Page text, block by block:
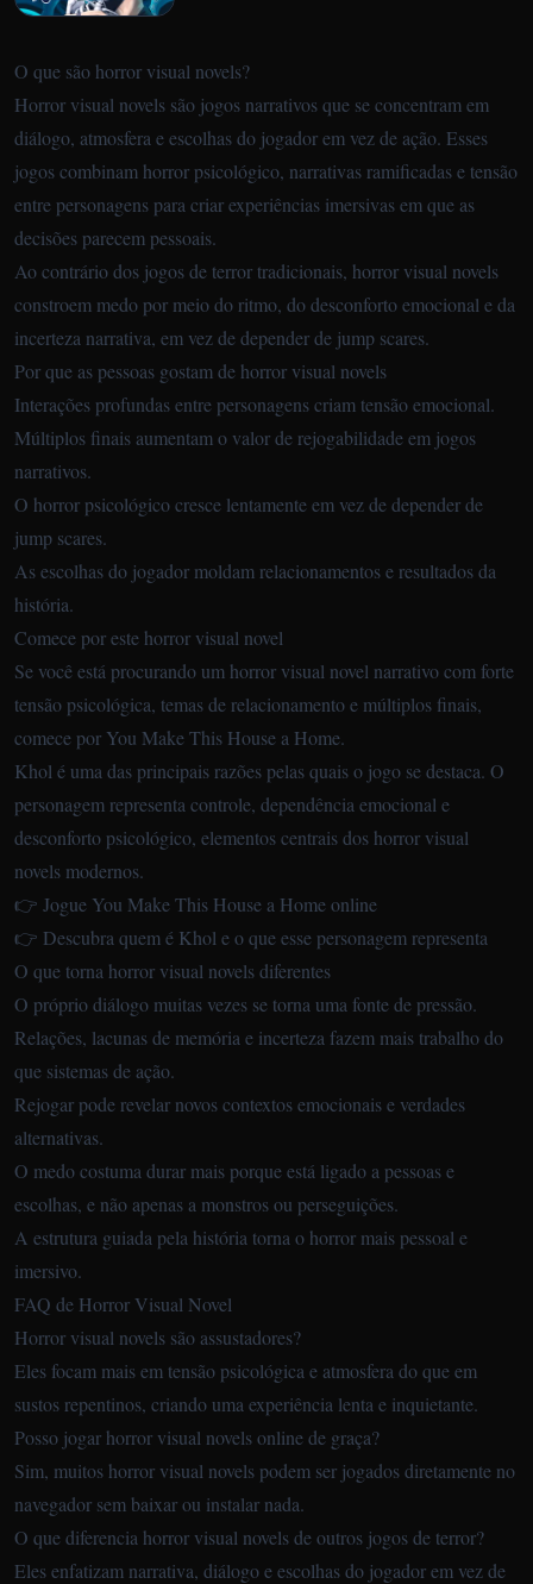
O que são horror visual novels?
Horror visual novels são jogos narrativos que se concentram em
diálogo, atmosfera e escolhas do jogador em vez de ação. Esses
jogos combinam horror psicológico, narrativas ramificadas e tensão
entre personagens para criar experiências imersivas em que as
decisões parecem pessoais.
Ao contrário dos jogos de terror tradicionais, horror visual novels
constroem medo por meio do ritmo, do desconforto emocional e da
incerteza narrativa, em vez de depender de jump scares.
Por que as pessoas gostam de horror visual novels
Interações profundas entre personagens criam tensão emocional.
Múltiplos finais aumentam o valor de rejogabilidade em jogos
narrativos.
O horror psicológico cresce lentamente em vez de depender de
jump scares.
As escolhas do jogador moldam relacionamentos e resultados da
história.
Comece por este horror visual novel
Se você está procurando um horror visual novel narrativo com forte
tensão psicológica, temas de relacionamento e múltiplos finais,
comece por You Make This House a Home.
Khol é uma das principais razões pelas quais o jogo se destaca. O
personagem representa controle, dependência emocional e
desconforto psicológico, elementos centrais dos horror visual
novels modernos.
👉 Jogue You Make This House a Home online
👉 Descubra quem é Khol e o que esse personagem representa
O que torna horror visual novels diferentes
O próprio diálogo muitas vezes se torna uma fonte de pressão.
Relações, lacunas de memória e incerteza fazem mais trabalho do
que sistemas de ação.
Rejogar pode revelar novos contextos emocionais e verdades
alternativas.
O medo costuma durar mais porque está ligado a pessoas e
escolhas, e não apenas a monstros ou perseguições.
A estrutura guiada pela história torna o horror mais pessoal e
imersivo.
FAQ de Horror Visual Novel
Horror visual novels são assustadores?
Eles focam mais em tensão psicológica e atmosfera do que em
sustos repentinos, criando uma experiência lenta e inquietante.
Posso jogar horror visual novels online de graça?
Sim, muitos horror visual novels podem ser jogados diretamente no
navegador sem baixar ou instalar nada.
O que diferencia horror visual novels de outros jogos de terror?
Eles enfatizam narrativa, diálogo e escolhas do jogador em vez de